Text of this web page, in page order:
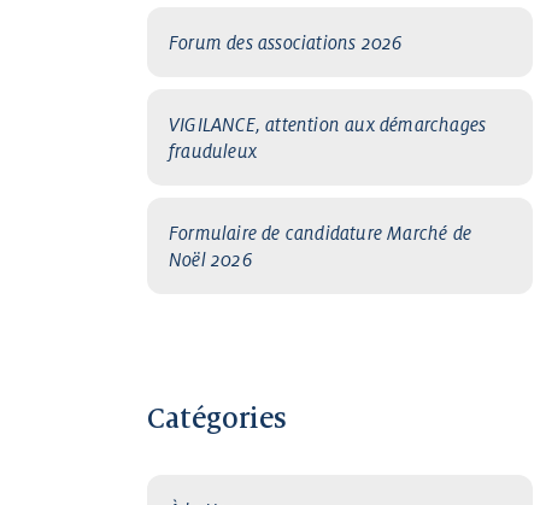
Forum des associations 2026
VIGILANCE, attention aux démarchages
frauduleux
Formulaire de candidature Marché de
Noël 2026
Catégories